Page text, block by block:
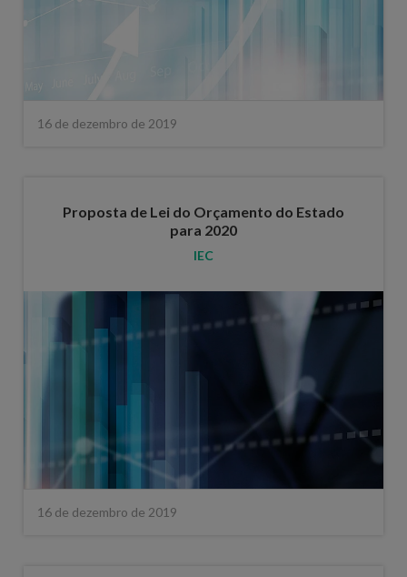
16 de dezembro de 2019
Proposta de Lei do Orçamento do Estado
para 2020
IEC
16 de dezembro de 2019